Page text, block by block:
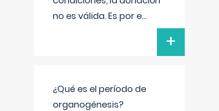
no es válida. Es por e...
+
¿Qué es el período de
organogénesis?